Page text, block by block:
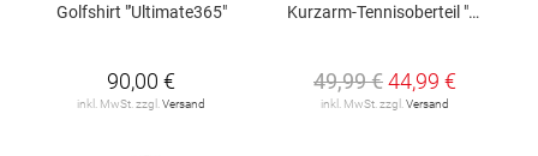
Golfshirt "'Ultimate365"
90,00 €
inkl. MwSt. zzgl. Versand
Kurzarm-Tennisoberteil "Nike Victory"
49,99 €44,99 €
inkl. MwSt. zzgl. Versand